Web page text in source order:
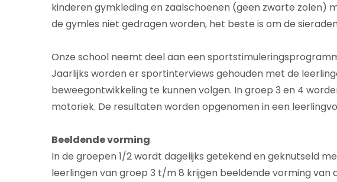
kinderen gymkleding en zaalschoenen (geen zwarte zolen)
de gymles niet gedragen worden, het beste is om de
Onze school neemt deel aan een
Jaarlijks worden er sportinterviews gehouden met de
beweegontwikkeling te kunnen volgen. In groep 3 en 4
motoriek. De resultaten worden opgenomen in een
Beeldende vorming
In de groepen 1/2 wordt dagelijks getekend en geknutseld
leerlingen van groep 3 t/m 8 krijgen beeldende vorming van